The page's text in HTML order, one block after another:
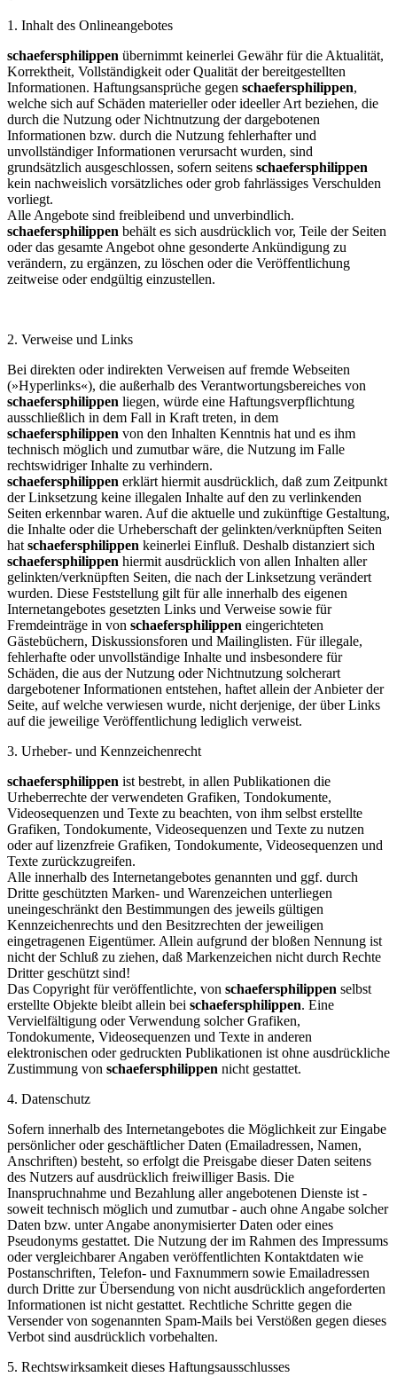
1. Inhalt des Onlineangebotes
schaefersphilippen übernimmt keinerlei Gewähr für die Aktualität,
Korrektheit, Vollständigkeit oder Qualität der bereitgestellten
Informationen. Haftungsansprüche gegen schaefersphilippen,
welche sich auf Schäden materieller oder ideeller Art beziehen, die
durch die Nutzung oder Nichtnutzung der dargebotenen
Informationen bzw. durch die Nutzung fehlerhafter und
unvollständiger Informationen verursacht wurden, sind
grundsätzlich ausgeschlossen, sofern seitens schaefersphilippen
kein nachweislich vorsätzliches oder grob fahrlässiges Verschulden
vorliegt.
Alle Angebote sind freibleibend und unverbindlich.
schaefersphilippen behält es sich ausdrücklich vor, Teile der Seiten
oder das gesamte Angebot ohne gesonderte Ankündigung zu
verändern, zu ergänzen, zu löschen oder die Veröffentlichung
zeitweise oder endgültig einzustellen.
2. Verweise und Links
Bei direkten oder indirekten Verweisen auf fremde Webseiten
(»Hyperlinks«), die außerhalb des Verantwortungsbereiches von
schaefersphilippen liegen, würde eine Haftungsverpflichtung
ausschließlich in dem Fall in Kraft treten, in dem
schaefersphilippen von den Inhalten Kenntnis hat und es ihm
technisch möglich und zumutbar wäre, die Nutzung im Falle
rechtswidriger Inhalte zu verhindern.
schaefersphilippen erklärt hiermit ausdrücklich, daß zum Zeitpunkt
der Linksetzung keine illegalen Inhalte auf den zu verlinkenden
Seiten erkennbar waren. Auf die aktuelle und zukünftige Gestaltung,
die Inhalte oder die Urheberschaft der gelinkten/verknüpften Seiten
hatschaefersphilippen keinerlei Einfluß. Deshalb distanziert sich
schaefersphilippen hiermit ausdrücklich von allen Inhalten aller
gelinkten/verknüpften Seiten, die nach der Linksetzung verändert
wurden. Diese Feststellung gilt für alle innerhalb des eigenen
Internetangebotes gesetzten Links und Verweise sowie für
Fremdeinträge in von schaefersphilippen eingerichteten
Gästebüchern, Diskussionsforen und Mailinglisten. Für illegale,
fehlerhafte oder unvollständige Inhalte und insbesondere für
Schäden, die aus der Nutzung oder Nichtnutzung solcherart
dargebotener Informationen entstehen, haftet allein der Anbieter der
Seite, auf welche verwiesen wurde, nicht derjenige, der über Links
auf die jeweilige Veröffentlichung lediglich verweist.
3. Urheber- und Kennzeichenrecht
schaefersphilippen ist bestrebt, in allen Publikationen die
Urheberrechte der verwendeten Grafiken, Tondokumente,
Videosequenzen und Texte zu beachten, von ihm selbst erstellte
Grafiken, Tondokumente, Videosequenzen und Texte zu nutzen
oder auf lizenzfreie Grafiken, Tondokumente, Videosequenzen und
Texte zurückzugreifen.
Alle innerhalb des Internetangebotes genannten und ggf. durch
Dritte geschützten Marken- und Warenzeichen unterliegen
uneingeschränkt den Bestimmungen des jeweils gültigen
Kennzeichenrechts und den Besitzrechten der jeweiligen
eingetragenen Eigentümer. Allein aufgrund der bloßen Nennung ist
nicht der Schluß zu ziehen, daß Markenzeichen nicht durch Rechte
Dritter geschützt sind!
Das Copyright für veröffentlichte, von schaefersphilippen selbst
erstellte Objekte bleibt allein bei schaefersphilippen. Eine
Vervielfältigung oder Verwendung solcher Grafiken,
Tondokumente, Videosequenzen und Texte in anderen
elektronischen oder gedruckten Publikationen ist ohne ausdrückliche
Zustimmung von schaefersphilippen nicht gestattet.
4. Datenschutz
Sofern innerhalb des Internetangebotes die Möglichkeit zur Eingabe
persönlicher oder geschäftlicher Daten (Emailadressen, Namen,
Anschriften) besteht, so erfolgt die Preisgabe dieser Daten seitens
des Nutzers auf ausdrücklich freiwilliger Basis. Die
Inanspruchnahme und Bezahlung aller angebotenen Dienste ist -
soweit technisch möglich und zumutbar - auch ohne Angabe solcher
Daten bzw. unter Angabe anonymisierter Daten oder eines
Pseudonyms gestattet. Die Nutzung der im Rahmen des Impressums
oder vergleichbarer Angaben veröffentlichten Kontaktdaten wie
Postanschriften, Telefon- und Faxnummern sowie Emailadressen
durch Dritte zur Übersendung von nicht ausdrücklich angeforderten
Informationen ist nicht gestattet. Rechtliche Schritte gegen die
Versender von sogenannten Spam-Mails bei Verstößen gegen dieses
Verbot sind ausdrücklich vorbehalten.
5. Rechtswirksamkeit dieses Haftungsausschlusses